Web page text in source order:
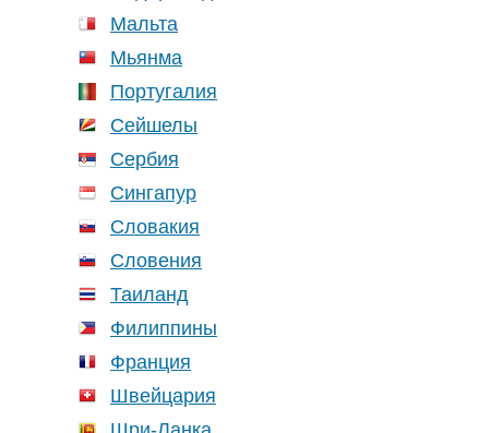
Мальта
Мьянма
Португалия
Сейшелы
Сербия
Сингапур
Словакия
Словения
Таиланд
Филиппины
Франция
Швейцария